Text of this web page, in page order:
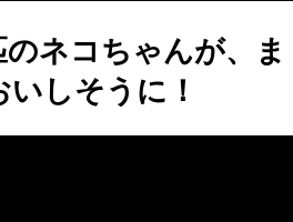
ネコちゃんが、ま
しそうに！